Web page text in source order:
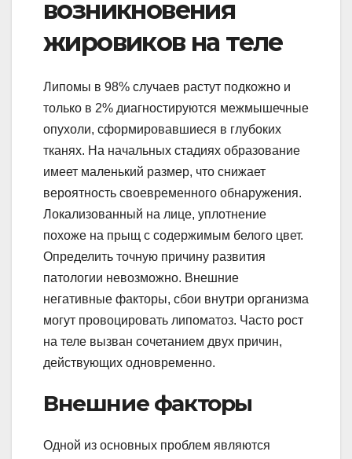
возникновения
жировиков на теле
Липомы в 98% случаев растут подкожно и
только в 2% диагностируются межмышечные
опухоли, сформировавшиеся в глубоких
тканях. На начальных стадиях образование
имеет маленький размер, что снижает
вероятность своевременного обнаружения.
Локализованный на лице, уплотнение
похоже на прыщ с содержимым белого цвет.
Определить точную причину развития
патологии невозможно. Внешние
негативные факторы, сбои внутри организма
могут провоцировать липоматоз. Часто рост
на теле вызван сочетанием двух причин,
действующих одновременно.
Внешние факторы
Одной из основных проблем являются